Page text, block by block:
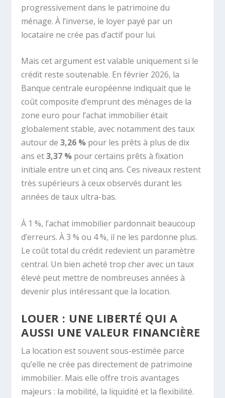
progressivement dans le patrimoine du
ménage. À l’inverse, le loyer payé par un
locataire ne crée pas d’actif pour lui.
Mais cet argument est valable uniquement si le
crédit reste soutenable. En février 2026, la
Banque centrale européenne indiquait que le
coût composite d’emprunt des ménages de la
zone euro pour l’achat immobilier était
globalement stable, avec notamment des taux
autour de3,26 % pour les prêts à plus de dix
ans et3,37 % pour certains prêts à fixation
initiale entre un et cinq ans. Ces niveaux restent
très supérieurs à ceux observés durant les
années de taux ultra-bas.
À 1 %, l’achat immobilier pardonnait beaucoup
d’erreurs. À 3 % ou 4 %, il ne les pardonne plus.
Le coût total du crédit redevient un paramètre
central. Un bien acheté trop cher avec un taux
élevé peut mettre de nombreuses années à
devenir plus intéressant que la location.
LOUER : UNE LIBERTÉ QUI A
AUSSI UNE VALEUR FINANCIÈRE
La location est souvent sous-estimée parce
qu’elle ne crée pas directement de patrimoine
immobilier. Mais elle offre trois avantages
majeurs : la mobilité, la liquidité et la flexibilité.